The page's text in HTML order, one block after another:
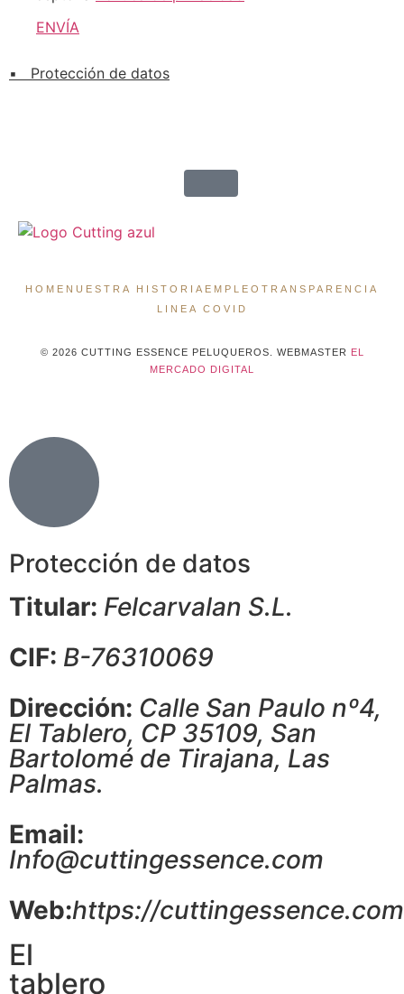
ENVÍA
▪ Protección de datos
HOME NUESTRA HISTORIA EMPLEO TRANSPARENCIA
LINEA COVID
© 2026 CUTTING ESSENCE PELUQUEROS. WEBMASTER
EL
MERCADO DIGITAL
Protección de datos
Titular: Felcarvalan S.L.
CIF: B-76310069
Dirección: Calle San Paulo nº4,
El Tablero, CP 35109, San
Bartolomé de Tirajana, Las
Palmas.
Email:
Info@cuttingessence.com
Web:https://cuttingessence.com
El
tablero